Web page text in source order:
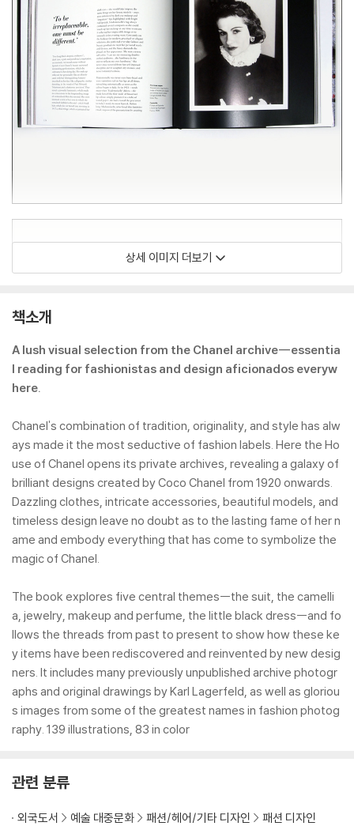
상세 이미지 더보기
책소개
A lush visual selection from the Chanel archive--essentia
l reading for fashionistas and design aficionados everyw
here.
Chanel's combination of tradition, originality, and style has alw
ays made it the most seductive of fashion labels. Here the Ho
use of Chanel opens its private archives, revealing a galaxy of
brilliant designs created by Coco Chanel from 1920 onwards.
Dazzling clothes, intricate accessories, beautiful models, and
timeless design leave no doubt as to the lasting fame of her n
ame and embody everything that has come to symbolize the
magic of Chanel.
The book explores five central themes--the suit, the camelli
a, jewelry, makeup and perfume, the little black dress--and fo
llows the threads from past to present to show how these ke
y items have been rediscovered and reinvented by new desig
ners. It includes many previously unpublished archive photogr
aphs and original drawings by Karl Lagerfeld, as well as gloriou
s images from some of the greatest names in fashion photog
raphy. 139 illustrations, 83 in color
관련 분류
외국도서 예술 대중문화 패션/헤어/기타 디자인
패션 디자인